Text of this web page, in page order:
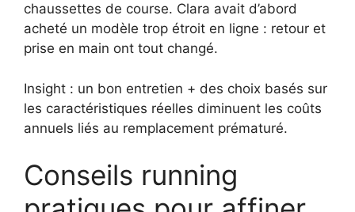
chaussettes de course. Clara avait d’abord
acheté un modèle trop étroit en ligne : retour et
prise en main ont tout changé.
Insight : un bon entretien + des choix basés sur
les caractéristiques réelles diminuent les coûts
annuels liés au remplacement prématuré.
Conseils running